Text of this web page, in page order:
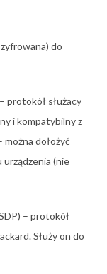
do
protokół służacy
i kompatybilny z
można dołożyć
urządzenia (nie
– protokół
Służy on do